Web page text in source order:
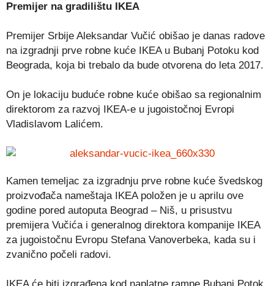
Premijer na gradilištu IKEA
Premijer Srbije Aleksandar Vučić obišao je danas radove
na izgradnji prve robne kuće IKEA u Bubanj Potoku kod
Beograda, koja bi trebalo da bude otvorena do leta 2017.
On je lokaciju buduće robne kuće obišao sa regionalnim
direktorom za razvoj IKEA-e u jugoistočnoj Evropi
Vladislavom Lalićem.
Kamen temeljac za izgradnju prve robne kuće švedskog
proizvođača nameštaja IKEA položen je u aprilu ove
godine pored autoputa Beograd – Niš, u prisustvu
premijera Vučića i generalnog direktora kompanije IKEA
za jugoistočnu Evropu Stefana Vanoverbeka, kada su i
zvanično počeli radovi.